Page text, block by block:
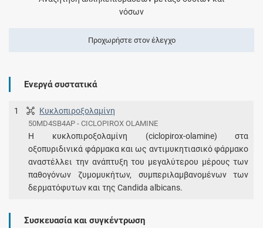
νόσων
Προχωρήστε στον έλεγχο
Ενεργά συστατικά
1 Κυκλοπιροξολαμίνη
50MD4SB4AP - CICLOPIROX OLAMINE
Η κυκλοπιροξολαμίνη (ciclopirox-olamine) στα
οξοπυριδινικά φάρμακα και ως αντιμυκητιασικό φάρμακο
αναστέλλει την ανάπτυξη του μεγαλύτερου μέρους των
παθογόνων ζυμομυκήτων, συμπεριλαμβανομένων των
δερματόφυτων και της Candida albicans.
Συσκευασία και συγκέντρωση